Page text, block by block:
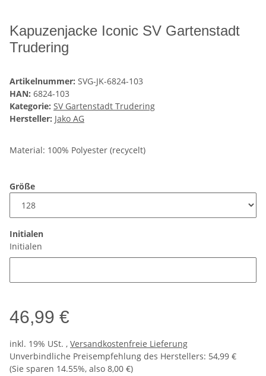
Kapuzenjacke Iconic SV Gartenstadt
Trudering
Artikelnummer: SVG-JK-6824-103
HAN: 6824-103
Kategorie: SV Gartenstadt Trudering
Hersteller: Jako AG
Material: 100% Polyester (recycelt)
Größe
Initialen
Initialen
46,99 €
inkl. 19% USt. , Versandkostenfreie Lieferung
Unverbindliche Preisempfehlung des Herstellers: 54,99 €
(Sie sparen 14.55%, also 8,00 €)